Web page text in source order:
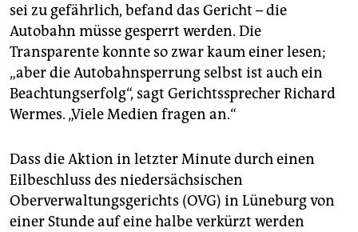
sei zu gefährlich, befand das Gericht – die
Autobahn müsse gesperrt werden. Die
Transparente konnte so zwar kaum einer lesen;
„aber die Autobahnsperrung selbst ist auch ein
Beachtungserfolg“, sagt Gerichtssprecher Richard
Wermes. „Viele Medien fragen an.“
Dass die Aktion in letzter Minute durch einen
Eilbeschluss des niedersächsischen
Oberverwaltungsgerichts (OVG) in Lüneburg von
einer Stunde auf eine halbe verkürzt werden